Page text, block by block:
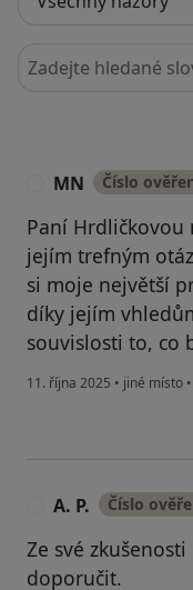
Hledejte v názorech
MN Číslo
Paní
jejím trefným
si moje největší
díky jejím
souvislosti to, co
11. října 2025 • jiné místo •
A. P. Číslo
Ze své
doporučit.